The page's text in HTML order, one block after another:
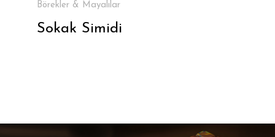
Börekler & Mayalılar
Sokak Simidi